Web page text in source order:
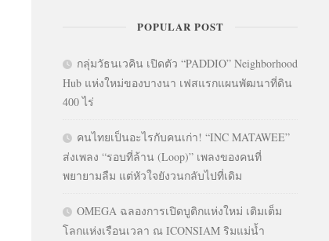
POPULAR POST
กลุ่มวัธนเวคิน เปิดตัว “PADDIO” Neighborhood
Hub แห่งใหม่ของบางนา เฟสแรกแผนพัฒนาที่ดิน
400 ไร่
คนไทยเป็นอะไรกับคนเก่า! “INC MATAWEE”
ส่งเพลง “รอบที่ล้าน (Loop)” เพลงของคนที่
พยายามลืม แต่หัวใจยังวนกลับไปที่เดิม
OMEGA ฉลองการเปิดบูติกแห่งใหม่ เติมเต็ม
โลกแห่งเรือนเวลา ณ ICONSIAM ริมแม่น้ำ